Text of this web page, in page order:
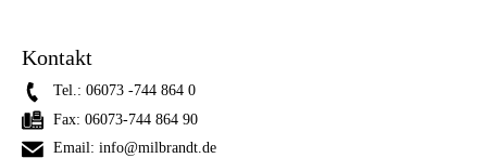
Kontakt
Tel.: 06073 -744 864 0
Fax: 06073-744 864 90
Email: info@milbrandt.de